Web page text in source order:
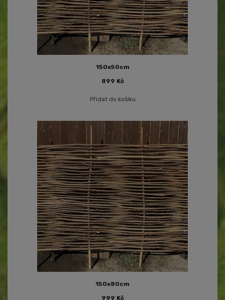
150x50cm
899 Kč
Přidat do košíku
150x80cm
999 Kč